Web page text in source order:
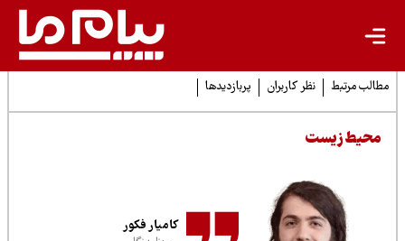
مرتبط نظر کاربران پربازدیدها
زیست
کامیار فکور